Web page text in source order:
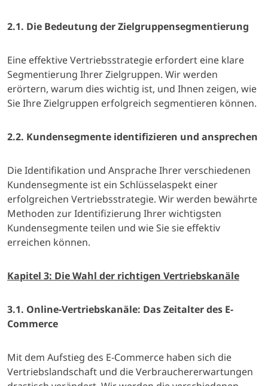
2.1. Die Bedeutung der Zielgruppensegmentierung
Eine effektive Vertriebsstrategie erfordert eine klare
Segmentierung Ihrer Zielgruppen. Wir werden
erörtern, warum dies wichtig ist, und Ihnen zeigen, wie
Sie Ihre Zielgruppen erfolgreich segmentieren können.
2.2. Kundensegmente identifizieren und ansprechen
Die Identifikation und Ansprache Ihrer verschiedenen
Kundensegmente ist ein Schlüsselaspekt einer
erfolgreichen Vertriebsstrategie. Wir werden bewährte
Methoden zur Identifizierung Ihrer wichtigsten
Kundensegmente teilen und wie Sie sie effektiv
erreichen können.
Kapitel 3: Die Wahl der richtigen Vertriebskanäle
3.1. Online-Vertriebskanäle: Das Zeitalter des E-
Commerce
Mit dem Aufstieg des E-Commerce haben sich die
Vertriebslandschaft und die Verbrauchererwartungen